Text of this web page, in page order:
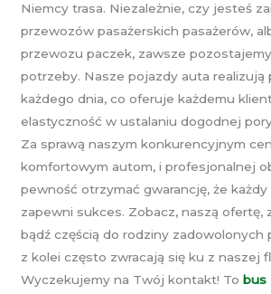
Niemcy trasa. Niezależnie, czy jesteś
przewozów pasażerskich pasażerów,
przewozu paczek, zawsze
potrzeby. Nasze pojazdy auta realizują
każdego dnia, co oferuje każdemu
elastyczność w ustalaniu dogodnej
Za sprawą naszym konkurencyjnym
komfortowym autom, i profesjonalnej
pewność otrzymać gwarancję, że
zapewni sukces. Zobacz, naszą ofertę,
bądź częścią do rodziny zadowolonych
z kolei często zwracają się ku z naszej
Wyczekujemy na Twój kontakt! To bus